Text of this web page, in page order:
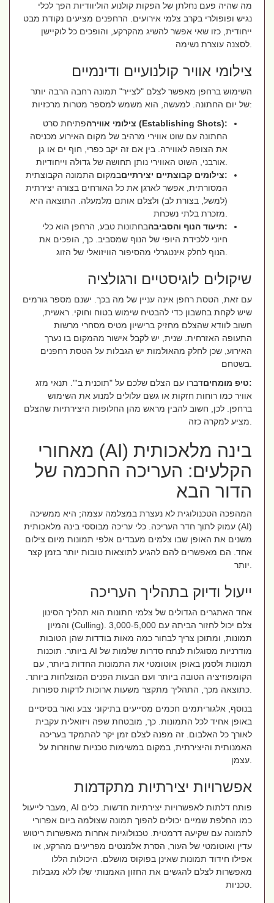
מה שהיה פעם נחלתן של הפקות קולנוע הוליוודיות הפך לכלי
נגיש ופופולרי בקרב צלמי אירועים. הרחפנים מציעים נקודת מבט
ייחודית, כזו שאי אפשר להשיג מהקרקע, והופכים כל לוקיישן
צילומי אוויר קולנועיים ודינמיים
השימוש ברחפן מאפשר לצלם "לצייר" תמונה רחבה הרבה יותר
צילומי אווירה (Establishing Shots):
פתיחת סרט
החתונה עם שוט אווירי מרהיב של מקום האירוע מכניסה
את הצופה לאווירה. בין אם זה יקב כפרי, חוף ים או גן
צילומים קבוצתיים יצירתיים:
במקום התמונה הקבוצתית
המסורתית, אפשר לארגן את כל האורחים בצורה יצירתית
(למשל, בצורת לב) ולצלם אותם מלמעלה. התוצאה היא
תיעוד הנוף והסביבה:
בחתונות טבע, הרחפן הוא כלי
חיוני ללכידת היופי של הנוף שמסביב. כך, הופכים את
שיקולים לוגיסטיים ורגולציה
עם זאת, הטסת רחפן אינה עניין של מה בכך. ישנם מספר גורמים
שיש לקחת בחשבון כדי להבטיח שימוש בטוח וחוקי. ראשית,
חשוב לוודא שהצלם מחזיק ברישיון מטיס מסחרי מרשות
התעופה האזרחית. שנית, יש לקבל אישור מהמקום בו נערך
האירוע, שכן לחלק מהאולמות יש הגבלות על הטסת רחפנים
דברו עם הצלם שלכם על "תוכנית ב'". תנאי מזג
אוויר כמו רוחות חזקות או גשם עלולים למנוע את השימוש
ברחפן. לכן, חשוב להבין מראש מהן החלופות היצירתיות שהצלם
בינה מלאכותית (AI) מאחורי
הקלעים: העריכה החכמה של
הדור הבא
המהפכה הטכנולוגית לא נעצרת במצלמה עצמה; היא ממשיכה
עמוק לתוך חדר העריכה. כלי עריכה מבוססי בינה מלאכותית (AI)
משנים את האופן שבו צלמים מעבדים אלפי תמונות מיום צילום
אחד. הם מאפשרים להם להגיע לתוצאות טובות יותר בזמן קצר
ייעול ודיוק בתהליך העריכה
אחד האתגרים הגדולים של צלמי חתונות הוא תהליך הסינון
והמיון (Culling). צלם יכול לחזור הביתה עם 3,000-5,000
תמונות, ומתוכן צריך לבחור כמה מאות בודדות שהן הטובות
ביותר. תוכנות AI מודרניות מסוגלות לנתח סדרות שלמות של
תמונות ולסמן באופן אוטומטי את התמונות החדות ביותר, עם
הקומפוזיציה הטובה ביותר ועם הבעות הפנים המוצלחות ביותר.
בנוסף, אלגוריתמים חכמים מסייעים בתיקוני צבע ואור בסיסיים
באופן אחיד לכל התמונות. כך, מובטחת שפה ויזואלית עקבית
לאורך כל האלבום. זה מפנה לצלם זמן יקר להתמקד בעריכה
האמנותית והיצירתית, במקום במשימות טכניות שחוזרות על
אפשרויות יצירתיות מתקדמות
מעבר לייעול, AI פותח דלתות לאפשרויות יצירתיות חדשות. כלים
כמו החלפת שמיים יכולים להפוך תמונה שצולמה ביום אפרורי
לתמונה עם שקיעה דרמטית. טכנולוגיות אחרות מאפשרות ריטוש
עדין ואוטומטי של העור, הסרת אלמנטים מפריעים מהרקע, או
אפילו חידוד תמונות שאינן בפוקוס מושלם. היכולות הללו
מאפשרות לצלם להגשים את החזון האמנותי שלו ללא מגבלות